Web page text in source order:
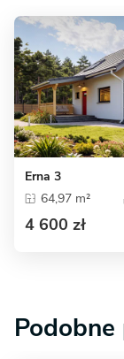
Erna 3
64,97 m²
4 600 zł